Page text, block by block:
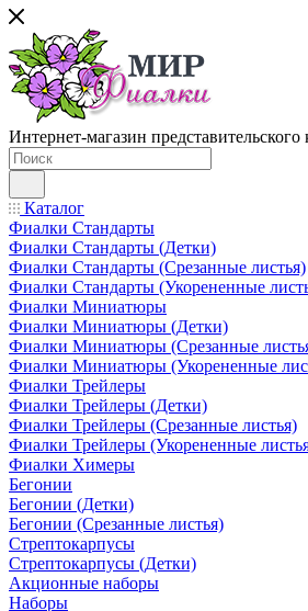
Интернет-магазин представительского
Каталог
Фиалки Стандарты
Фиалки Стандарты (Детки)
Фиалки Стандарты (Срезанные листья)
Фиалки Стандарты (Укорененные
Фиалки Миниатюры
Фиалки Миниатюры (Детки)
Фиалки Миниатюры (Срезанные
Фиалки Миниатюры (Укорененные
Фиалки Трейлеры
Фиалки Трейлеры (Детки)
Фиалки Трейлеры (Срезанные листья)
Фиалки Трейлеры (Укорененные
Фиалки Химеры
Бегонии
Бегонии (Детки)
Бегонии (Срезанные листья)
Стрептокарпусы
Стрептокарпусы (Детки)
Акционные наборы
Наборы